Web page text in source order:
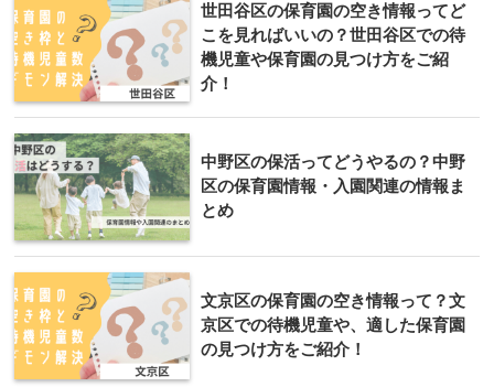
世田谷区の保育園の空き情報ってど
こを見ればいいの？世田谷区での待
機児童や保育園の見つけ方をご紹
介！
中野区の保活ってどうやるの？中野
区の保育園情報・入園関連の情報ま
とめ
文京区の保育園の空き情報って？文
京区での待機児童や、適した保育園
の見つけ方をご紹介！